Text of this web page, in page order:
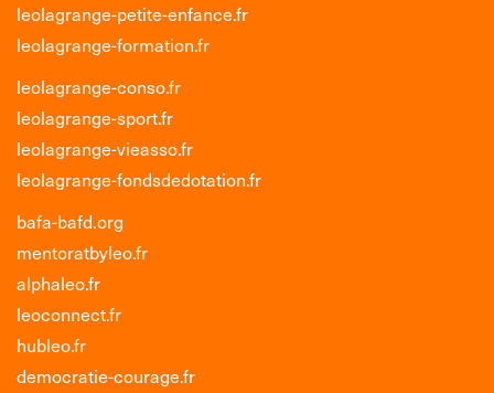
leolagrange-petite-enfance.fr
leolagrange-formation.fr
leolagrange-conso.fr
leolagrange-sport.fr
leolagrange-vieasso.fr
leolagrange-fondsdedotation.fr
bafa-bafd.org
mentoratbyleo.fr
alphaleo.fr
leoconnect.fr
hubleo.fr
democratie-courage.fr